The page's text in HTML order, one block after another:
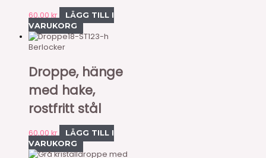
60,00 kr
LÄGG TILL I
VARUKORG
18-ST123-h
Berlocker
Droppe, hänge
med hake,
rostfritt stål
60,00 kr
LÄGG TILL I
VARUKORG